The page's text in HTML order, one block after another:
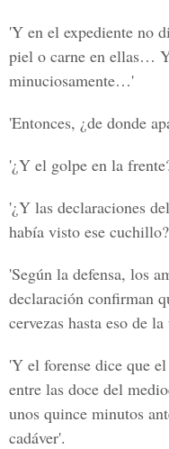
'Y en el expediente no
piel o carne en ellas…
minuciosamente…'
'Entonces, ¿de donde
'¿Y el golpe en la
'¿Y las declaraciones
había visto ese
'Según la defensa, los
declaración confirman
cervezas hasta eso de
'Y el forense dice que
entre las doce del
unos quince minutos
cadáver'.